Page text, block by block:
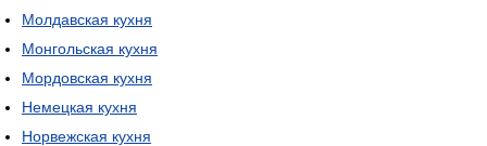
Молдавская кухня
Монгольская кухня
Мордовская кухня
Немецкая кухня
Норвежская кухня